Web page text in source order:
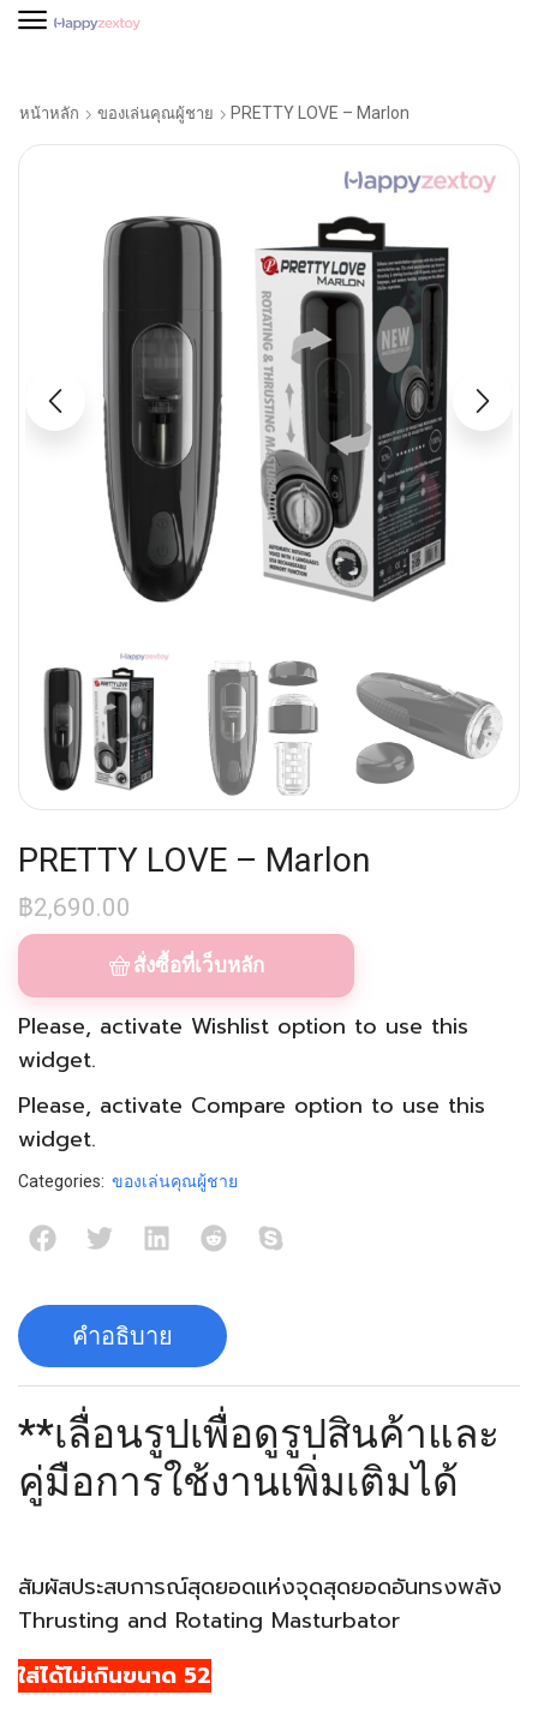
หน้าหลัก ของเล่นคุณผู้ชาย PRETTY LOVE – Marlon
PRETTY LOVE – Marlon
฿2,690.00
สั่งซื้อที่เว็บหลัก
Please, activate Wishlist option to use this
widget.
Please, activate Compare option to use this
widget.
Categories: ของเล่นคุณผู้ชาย
คำอธิบาย
**เลื่อนรูปเพื่อดูรูปสินค้าและ
คู่มือการใช้งานเพิ่มเติมได้
สัมผัสประสบการณ์สุดยอดแห่งจุดสุดยอดอันทรงพลัง
Thrusting and Rotating Masturbator
ใส่ได้ไม่เกินขนาด 52